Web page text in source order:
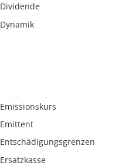
Dividende
Dynamik
Emissionskurs
Emittent
Entschädigungsgrenzen
Ersatzkasse